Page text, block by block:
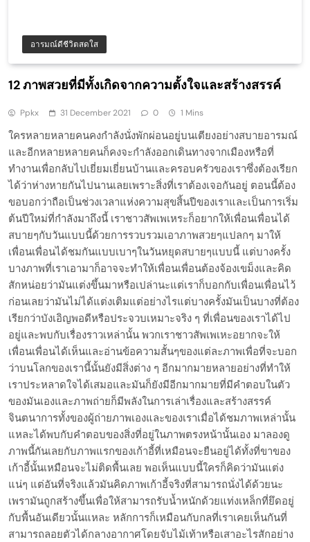
อารมณ์ดีชีวิตสดใส
12 ภาพสวยที่มีทั้งเกิดจากความตั้งใจและสร้างสรรค์
Ppkx 31 December 2021 0 1 Mins
ใครหลายหลายคนคงกำลังนั่งพักผ่อนอยู่บนเตียงอย่างสบายอารมณ์
และอีกหลายหลายคนก็คงจะกำลังออกเดินทางจากเมืองหรือที่
ทำงานเพื่อกลับไปเยี่ยมเยี่ยนบ้านและครอบครัวของเราซึ่งต้องเรียก
ได้ว่าห่างหายกันไปนานเลยเพราะสิ่งที่เราต้องเจอกันอยู่ ตอนนี้ต้อง
ขอบอกว่าถือเป็นช่วงเวลาแห่งความสุขสิ้นปีของเราและเป็นการเริ่ม
ต้นปีใหม่ที่กำลังมาถึงนี้ เราชาวสัพเพเหระก็อยากให้เพื่อนเพื่อนได้
สบายๆกับวันแบบนี้ด้วยการรวบรวมเอาภาพสวยๆแปลกๆ มาให้
เพื่อนเพื่อนได้ชมกันแบบเบาๆในวันหยุดสบายๆแบบนี้ แต่บางครั้ง
บางภาพที่เราเอามาก็อาจจะทำให้เพื่อนเพื่อนต้องจ้องเขม็งและคิด
สักหน่อยว่ามันแต่งขึ้นมาหรือเปล่านะแต่เราก็บอกกับเพื่อนเพื่อนไว้
ก่อนเลยว่ามันไม่ได้แต่งเติมแต่อย่างไรแต่บางครั้งมันเป็นบางที่ต้อง
เรียกว่าบังเอิญพอดีหรือประจวบเหมาะจริง ๆ ที่เพื่อนของเราได้ไป
อยู่และพบกับเรื่องราวเหล่านั้น พวกเราชาวสัพเพเหะอยากจะให้
เพื่อนเพื่อนได้เห็นและอ่านข้อความสั้นๆของแต่ละภาพเพื่อที่จะบอก
ว่าบนโลกของเรานี้นั้นยังมีสิ่งต่าง ๆ อีกมากมายหลายอย่างที่ทำให้
เราประหลาดใจได้เสมอและมันก็ยังมีอีกมากมายที่มีคำตอบในตัว
ของมันเองและภาพถ่ายก็มีพลังในการเล่าเรื่องและสร้างสรรค์
จินตนาการทั้งของผู้ถ่ายภาพเองและของเราเมื่อได้ชมภาพเหล่านั้น
แหละได้พบกับคำตอบของสิ่งที่อยู่ในภาพตรงหน้านั้นเอง มาลองดู
ภาพนี้กันเลยกับภาพแรกของเก้าอี้ที่เหมือนจะยืนอยู่ได้ทั้งที่ขาของ
เก้าอี้นั้นเหมือนจะไม่ติดพื้นเลย พอเห็นแบบนี้ใครก็คิดว่ามันแต่ง
แน่ๆ แต่อันที่จริงแล้วมันคิดภาพเก้าอี้จริงที่สามารถนั่งได้ด้วยนะ
เพรามันถูกสร้างขึ้นเพื่อให้สามารถรับน้ำหนักด้วยแท่งเหล็กที่ยึดอยู่
กับพื้นอันเดียวนั้นแหละ หลักการก็เหมือนกับกลที่เราเคยเห็นกันที่
สามารถลอยตัวได้กลางอากาศโดยจับไม้เท้าหรือเสาอะไรสักอย่าง